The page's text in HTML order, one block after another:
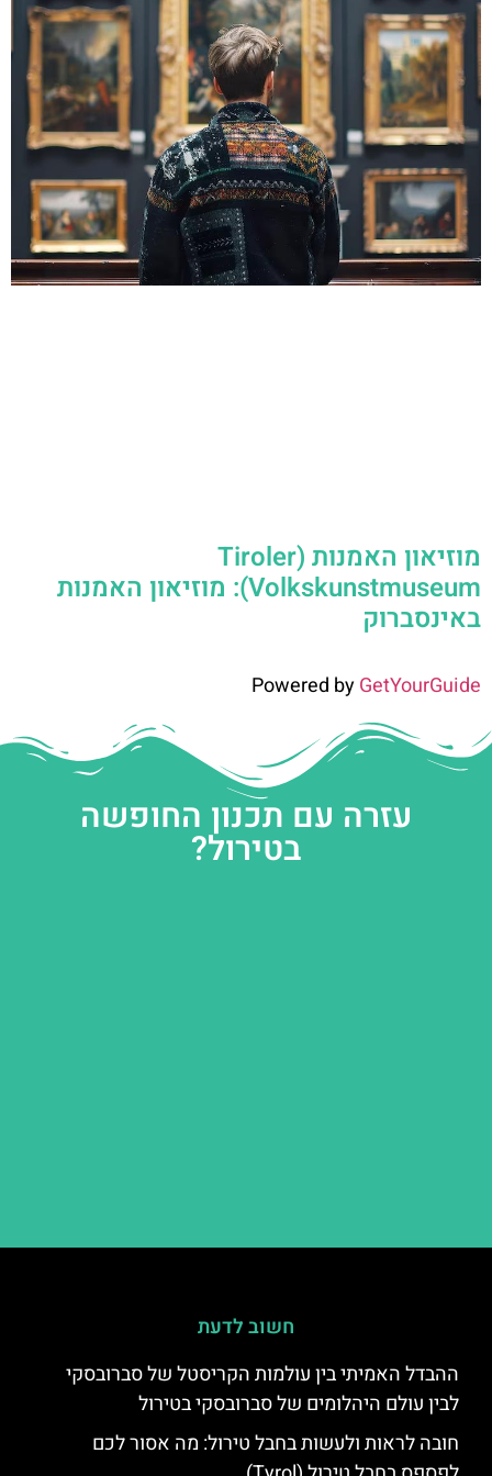
מוזיאון האמנות (Tiroler
Volkskunstmuseum): מוזיאון האמנות
באינסברוק
Powered byGetYourGuide
עזרה עם תכנון החופשה
בטירול?
חשוב לדעת
ההבדל האמיתי בין עולמות הקריסטל של סברובסקי
לבין עולם היהלומים של סברובסקי בטירול
חובה לראות ולעשות בחבל טירול: מה אסור לכם